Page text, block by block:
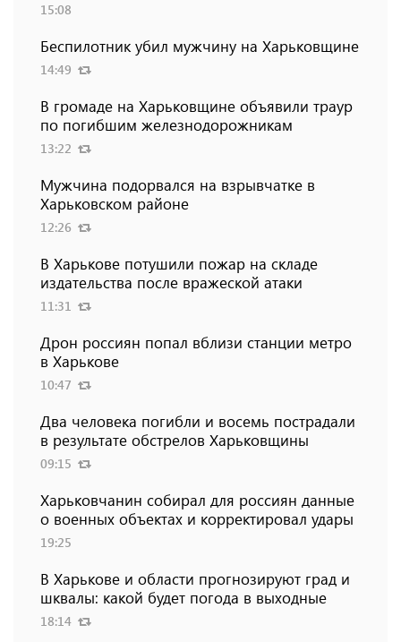
15:08
Беспилотник убил мужчину на Харьковщине
14:49
В громаде на Харьковщине объявили траур
по погибшим железнодорожникам
13:22
Мужчина подорвался на взрывчатке в
Харьковском районе
12:26
В Харькове потушили пожар на складе
издательства после вражеской атаки
11:31
Дрон россиян попал вблизи станции метро
в Харькове
10:47
Два человека погибли и восемь пострадали
в результате обстрелов Харьковщины
09:15
Харьковчанин собирал для россиян данные
о военных объектах и ​​корректировал удары
19:25
В Харькове и области прогнозируют град и
шквалы: какой будет погода в выходные
18:14